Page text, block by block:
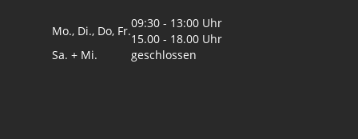
Mo., Di., Do, Fr.
09:30 - 13:00 Uhr
15.00 - 18.00 Uhr
Sa. + Mi.
geschlossen